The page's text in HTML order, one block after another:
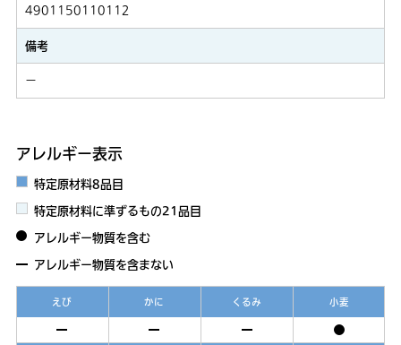
4901150110112
備考
－
アレルギー表示
特定原材料8品目
特定原材料に準ずるもの21品目
アレルギー物質を含む
アレルギー物質を含まない
えび かに くるみ 小麦